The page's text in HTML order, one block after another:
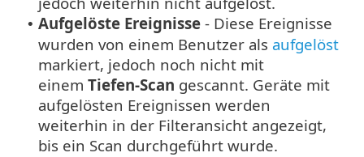
• Aufgelöste Ereignisse - Diese Ereignisse
wurden von einem Benutzer als aufgelöst
markiert, jedoch noch nicht mit
einem Tiefen-Scan gescannt. Geräte mit
aufgelösten Ereignissen werden
weiterhin in der Filteransicht angezeigt,
bis ein Scan durchgeführt wurde.